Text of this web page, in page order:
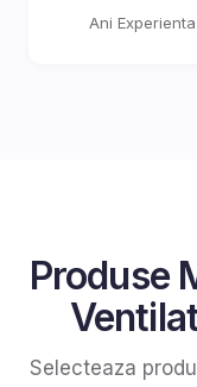
Ani Experienta
Produse
Selecteaza